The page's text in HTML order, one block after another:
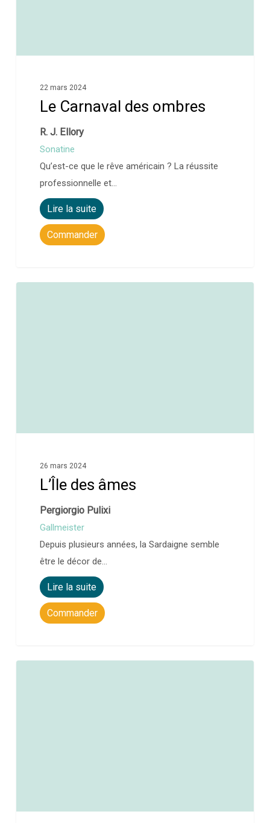
22 mars 2024
Le Carnaval des ombres
R. J. Ellory
Sonatine
Qu’est-ce que le rêve américain ? La réussite
professionnelle et…
Lire la suite
Commander
26 mars 2024
L’Île des âmes
Pergiorgio Pulixi
Gallmeister
Depuis plusieurs années, la Sardaigne semble
être le décor de…
Lire la suite
Commander